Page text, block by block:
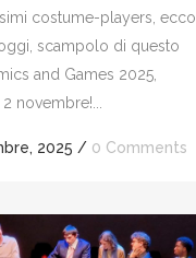
costume-players, ecco
scampolo di questo
and Games 2025,
novembre!...
2025 / 0 Comments